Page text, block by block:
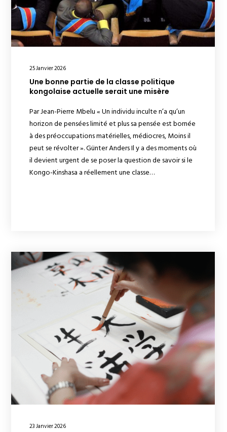
25 Janvier 2026
Une bonne partie de la classe politique
kongolaise actuelle serait une misère
Par Jean-Pierre Mbelu « Un individu inculte n’a qu’un
horizon de pensées limité et plus sa pensée est bornée
à des préoccupations matérielles, médiocres, Moins il
peut se révolter ». Günter Anders Il y a des moments où
il devient urgent de se poser la question de savoir si le
Kongo-Kinshasa a réellement une classe…
23 Janvier 2026